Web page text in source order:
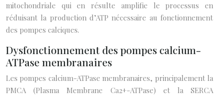
mitochondriale qui en résulte amplifie le processus en
réduisant la production d’ATP nécessaire au fonctionnement
des pompes calciques.
Dysfonctionnement des pompes calcium-
ATPase membranaires
Les pompes calcium-ATPase membranaires, principalement la
PMCA (Plasma Membrane Ca2+-ATPase) et la SERCA